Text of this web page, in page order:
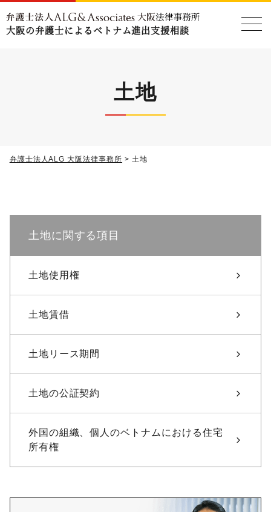
大阪の弁護士によるベトナム進出支援相談
土地
弁護士法人ALG 大阪法律事務所 > 土地
土地に関する項目
土地使用権
土地賃借
土地リース期間
土地の公証契約
外国の組織、個人のベトナムにおける住宅
所有権